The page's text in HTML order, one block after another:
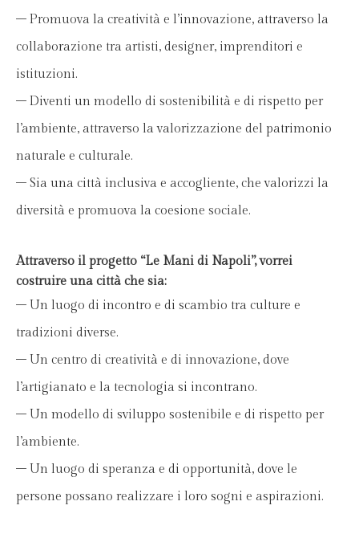
– Promuova la creatività e l’innovazione, attraverso la
collaborazione tra artisti, designer, imprenditori e
istituzioni.
– Diventi un modello di sostenibilità e di rispetto per
l’ambiente, attraverso la valorizzazione del patrimonio
naturale e culturale.
– Sia una città inclusiva e accogliente, che valorizzi la
diversità e promuova la coesione sociale.
Attraverso il progetto “Le Mani di Napoli”, vorrei
costruire una città che sia:
– Un luogo di incontro e di scambio tra culture e
tradizioni diverse.
– Un centro di creatività e di innovazione, dove
l’artigianato e la tecnologia si incontrano.
– Un modello di sviluppo sostenibile e di rispetto per
l’ambiente.
– Un luogo di speranza e di opportunità, dove le
persone possano realizzare i loro sogni e aspirazioni.